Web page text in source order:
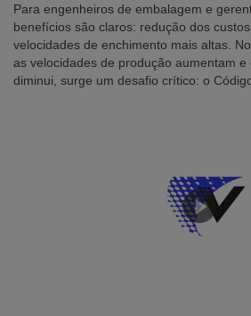
Para engenheiros de embalagem e
benefícios são claros: redução dos
velocidades de enchimento mais altas.
as velocidades de produção aumentam
diminui, surge um desafio crítico: o